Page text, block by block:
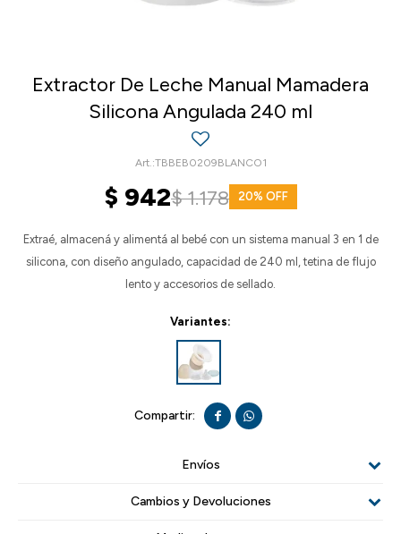
Extractor De Leche Manual Mamadera
Silicona Angulada 240 ml
TBBEB0209BLANCO1
$ 942$1.178 20
Extraé, almacená y alimentá al bebé con un sistema manual 3 en 1 de
silicona, con diseño angulado, capacidad de 240 ml, tetina de flujo
lento y accesorios de sellado.
Variantes:
 
Envíos
Cambios y Devoluciones